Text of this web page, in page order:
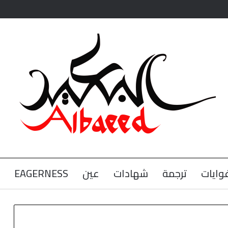
ترجمة شهادات عين EAGERNESS